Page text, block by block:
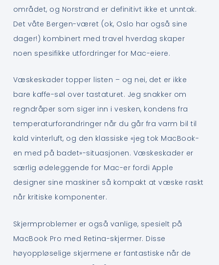
området, og Norstrand er definitivt ikke et unntak.
Det våte Bergen-været (ok, Oslo har også sine
dager!) kombinert med travel hverdag skaper
noen spesifikke utfordringer for Mac-eiere.
Væskeskader topper listen – og nei, det er ikke
bare kaffe-søl over tastaturet. Jeg snakker om
regndråper som siger inn i vesken, kondens fra
temperaturforandringer når du går fra varm bil til
kald vinterluft, og den klassiske «jeg tok MacBook-
en med på badet»-situasjonen. Væskeskader er
særlig ødeleggende for Mac-er fordi Apple
designer sine maskiner så kompakt at væske raskt
når kritiske komponenter.
Skjermproblemer er også vanlige, spesielt på
MacBook Pro med Retina-skjermer. Disse
høyoppløselige skjermene er fantastiske når de